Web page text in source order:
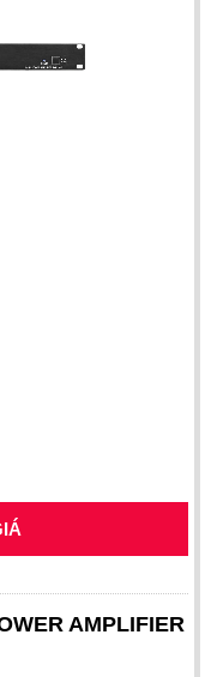
AMPLIFIER